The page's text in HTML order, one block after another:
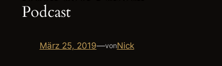
Podcast
März 25, 2019—vonNick